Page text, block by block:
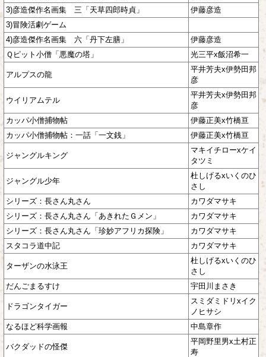
3)彦造傑作名画集 三「天草四郎時貞」
伊藤彦造
3)冒険活劇ゲーム
4)彦造傑作名画集 六「丹下左膳」
伊藤彦造
Ｑピット小僧「悪魔の塔」
光三平x飯沼希一
アルプスの龍
平井芳夫x伊勢田邦
彦
ウイリアムテル
平井芳夫x伊勢田邦
彦
カッパ小僧捕物帖
伊藤正美x竹橋亘
カッパ小僧捕物帖：一話「一文銭」
伊藤正美x竹橋亘
ジャングルキング
マキイチローxケイ
タツミ
ジャングル少年
杜しげるxいくのひ
さし
シリーズ：長さん丸さん
カワダマサキ
シリーズ：長さん丸さん「あきれたＧメン」
カワダマサキ
シリーズ：長さん丸さん「珍妙アフリカ探険」
カワダマサキ
スタコラ道中記
カワダマサキ
ターザンの水泳王
杜しげるxいくのひ
さし
だんごまるすけ
宇田川まさき
ドラゴンタイガー
スミダミドリxイク
ノヒサシ
なるほど科学画報
中島章作
バクダッドの怪傑
平岡野里男x土村正
寿